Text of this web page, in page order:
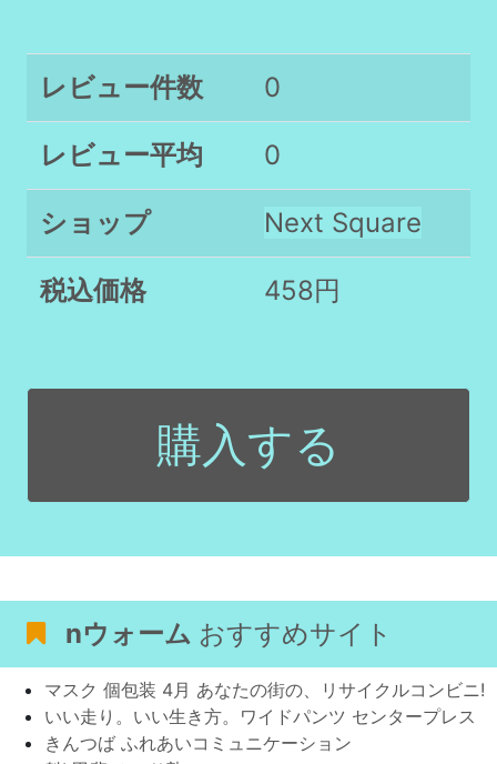
レビュー件数 0
レビュー平均 0
ショップ Next Square
税込価格 458円
購入する
nウォーム おすすめサイト
マスク 個包装 4月 あなたの街の、リサイクルコンビニ!
いい走り。いい生き方。ワイドパンツ センタープレス
きんつば ふれあいコミュニケーション